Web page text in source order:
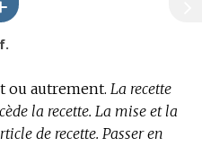
ou autrement. La recette
la recette. La mise et la
de recette. Passer en